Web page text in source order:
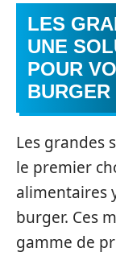
LES
UNE
POUR
BURGER
Les grandes
le premier
alimentaires
burger. Ces
gamme de